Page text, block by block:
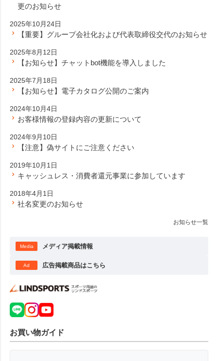
更のお知らせ
2025年10月24日
【重要】グループ会社化および代表取締役交代のお知らせ
2025年8月12日
【お知らせ】チャットbot機能を導入しました
2025年7月18日
【お知らせ】電子カタログ公開のご案内
2024年10月4日
お客様情報の登録内容の更新について
2024年9月10日
【注意】偽サイトにご注意ください
2019年10月1日
キャッシュレス・消費者還元事業に参加しています
2018年4月1日
社名変更のお知らせ
お知らせ一覧
Media メディア掲載情報
Ad 広告掲載商品はこちら
お買い物ガイド